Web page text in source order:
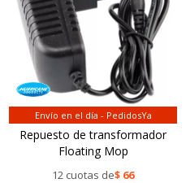
Envío en el día - PedidosYa
Repuesto de transformador
Floating Mop
12 cuotas de$ 66